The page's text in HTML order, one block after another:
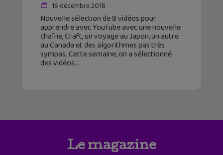
16 décembre 2018
Nouvelle sélection de 8 vidéos pour
apprendre avec YouTube avec une nouvelle
chaîne, Craft, un voyage au Japon, un autre
au Canada et des algorithmes pas très
sympas. Cette semaine, on a sélectionné
des vidéos
Le magazine